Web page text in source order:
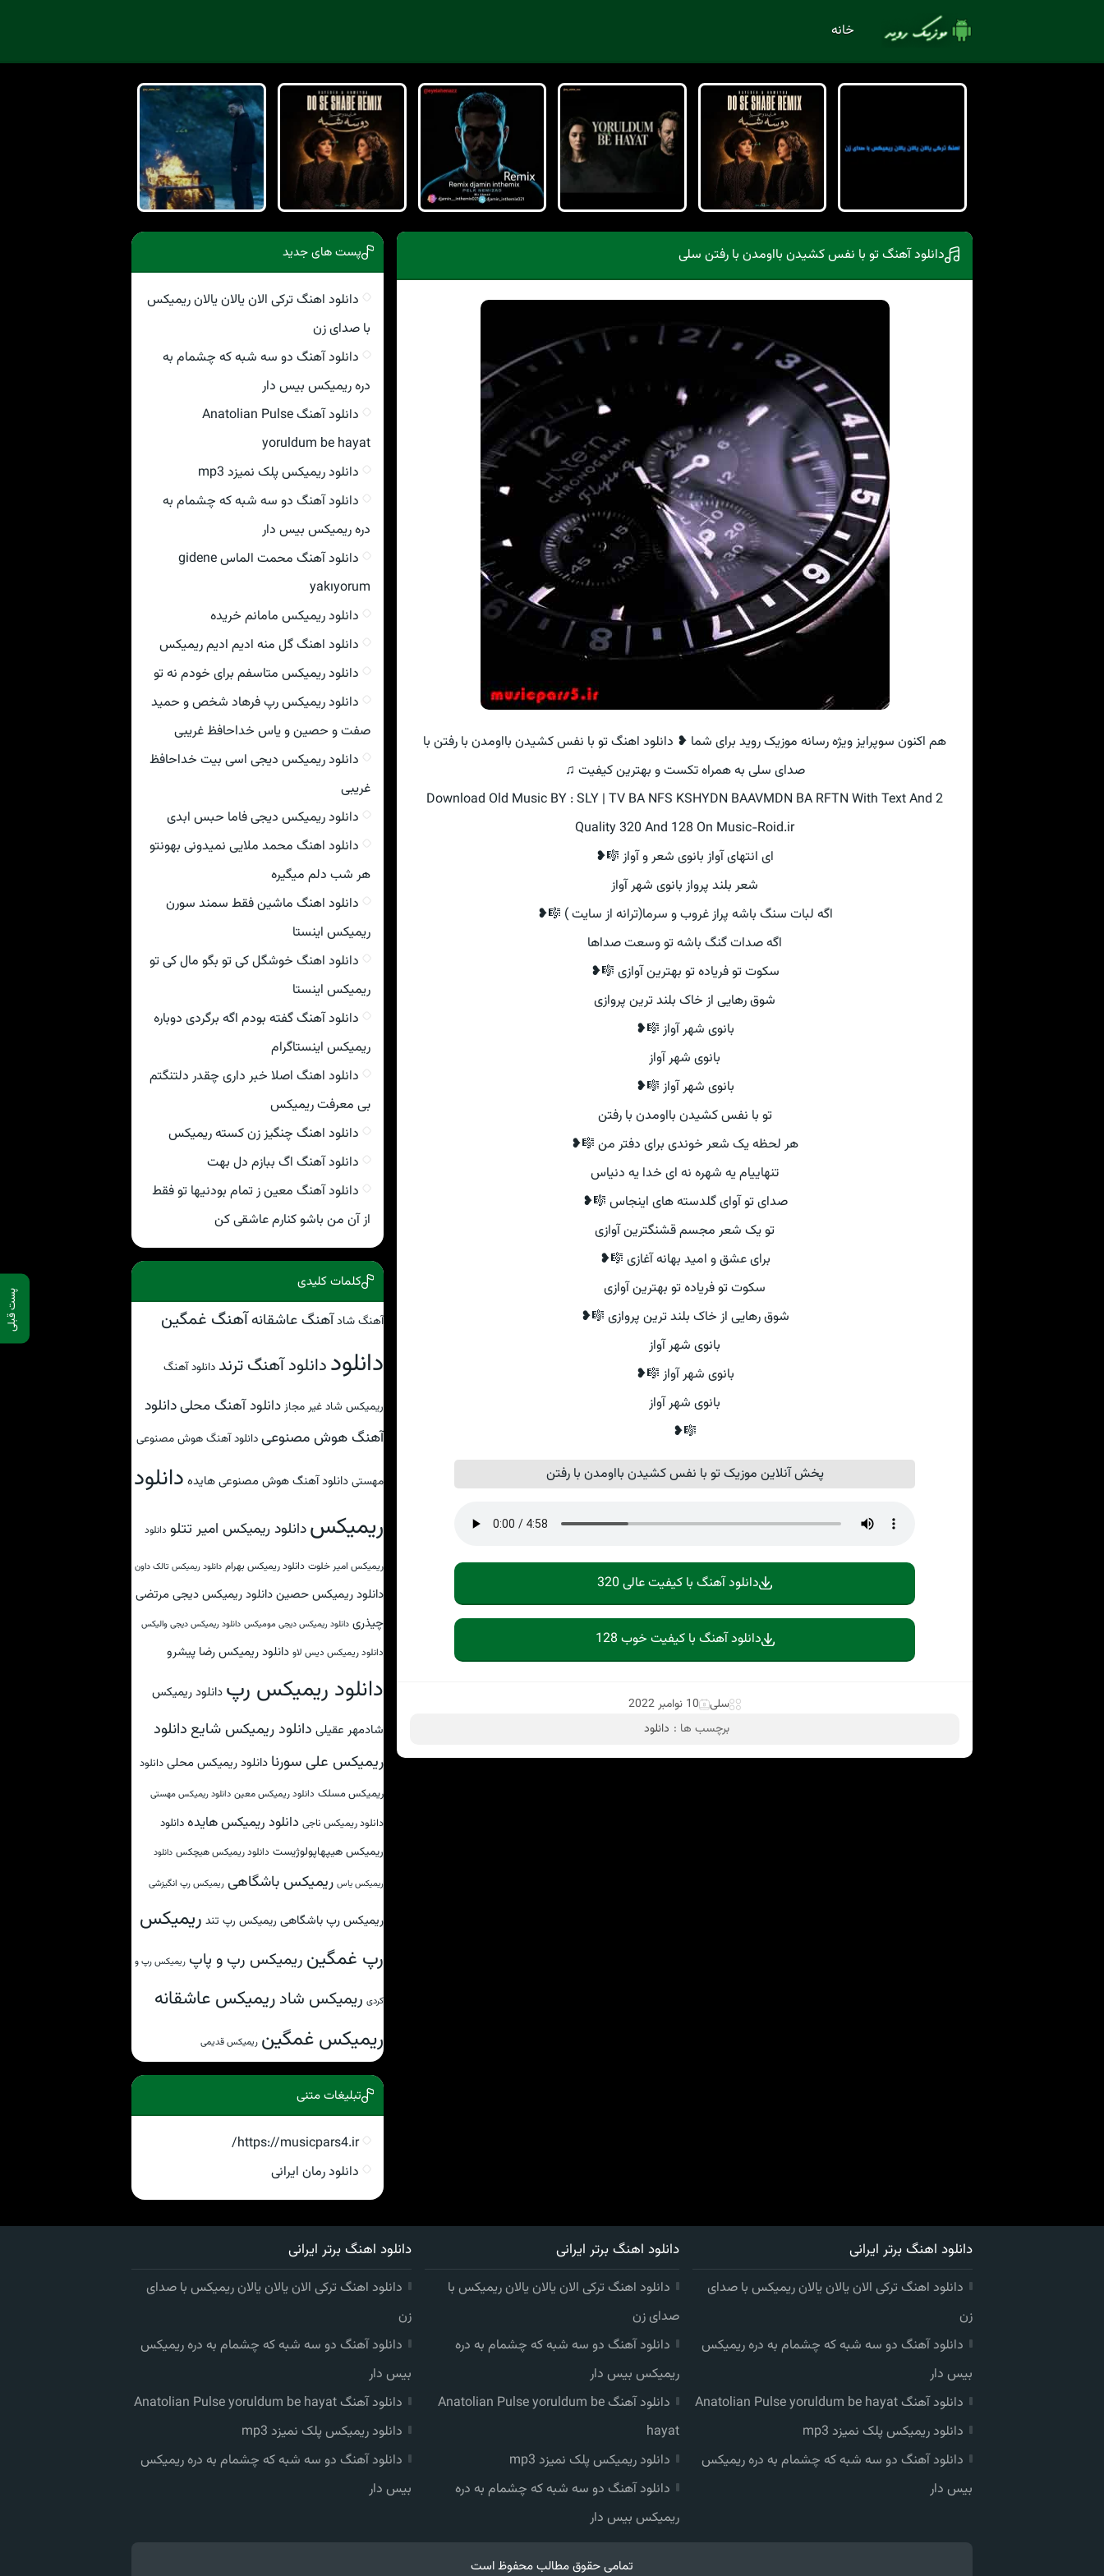
خانه
پست قبلی
دانلود آهنگ تو با نفس کشیدن بااومدن با رفتن سلی
هم اکنون سوپرایز ویژه رسانه موزیک روید برای شما ❥ دانلود اهنگ تو با نفس کشیدن بااومدن با رفتن با
صدای سلی به همراه تکست و بهترین کیفیت ♫
Download Old Music BY : SLY | TV BA NFS KSHYDN BAAVMDN BA RFTN With Text And 2
Quality 320 And 128 On Music-Roid.ir
ای انتهای آواز بانوی شعر و آواز 🎼❥
شعر بلند پرواز بانوی شهر آواز
اگه لبات سنگ باشه پراز غروب و سرما(ترانه از سایت ) 🎼❥
اگه صدات گنگ باشه تو وسعت صداها
سکوت تو فریاده تو بهترین آوازی 🎼❥
شوق رهایی از خاک بلند ترین پروازی
بانوی شهر آواز 🎼❥
بانوی شهر آواز
بانوی شهر آواز 🎼❥
تو با نفس کشیدن بااومدن با رفتن
هر لحظه یک شعر خوندی برای دفتر من 🎼❥
تنهاییام یه شهره نه ای خدا یه دنیاس
صدای تو آوای گلدسته های اینجاس 🎼❥
تو یک شعر مجسم قشنگترین آوازی
برای عشق و امید بهانه آغازی 🎼❥
سکوت تو فریاده تو بهترین آوازی
شوق رهایی از خاک بلند ترین پروازی 🎼❥
بانوی شهر آواز
بانوی شهر آواز 🎼❥
بانوی شهر آواز
🎼❥
پخش آنلاین موزیک تو با نفس کشیدن بااومدن با رفتن
دانلود آهنگ با کیفیت عالی 320
دانلود آهنگ با کیفیت خوب 128
سلی 10 نوامبر 2022
برچسب ها : دانلود
پست های جدید
دانلود اهنگ ترکی الان یالان یالان ریمیکس
با صدای زن
دانلود آهنگ دو سه شبه که چشمام به
دره ریمیکس بیس دار
دانلود آهنگ Anatolian Pulse
yoruldum be hayat
دانلود ریمیکس پلک نمیزد mp3
دانلود آهنگ دو سه شبه که چشمام به
دره ریمیکس بیس دار
دانلود آهنگ محمت الماس gidene
yakıyorum
دانلود ریمیکس مامانم خریده
دانلود اهنگ گل منه ادیم ادیم ریمیکس
دانلود ریمیکس متاسفم برای خودم نه تو
دانلود ریمیکس رپ فرهاد شخص و حمید
صفت و حصین و یاس خداحافظ غریبی
دانلود ریمیکس دیجی اسی بیت خداحافظ
غریبی
دانلود ریمیکس دیجی فاما حبس ابدی
دانلود اهنگ محمد ملایی نمیدونی بهونتو
هر شب دلم میگیره
دانلود اهنگ ماشین فقط سمند سورن
ریمیکس اینستا
دانلود اهنگ خوشگل کی تو بگو مال کی تو
ریمیکس اینستا
دانلود آهنگ گفته بودم اگه برگردی دوباره
ریمیکس اینستاگرام
دانلود اهنگ اصلا خبر داری چقدر دلتنگتم
بی معرفت ریمیکس
دانلود اهنگ چنگیز زن کسته ریمیکس
دانلود آهنگ اگ ببازم دل بهت
دانلود آهنگ معین ز تمام بودنیها تو فقط
از آن من باشو کنارم عاشقی کن
کلمات کلیدی
آهنگ شادآهنگ عاشقانهآهنگ غمگین
دانلوددانلود آهنگ ترند دانلود آهنگ
ریمیکس شاد غیر مجاز دانلود آهنگ محلیدانلود
آهنگ هوش مصنوعی دانلود آهنگ هوش مصنوعی
مهستی دانلود آهنگ هوش مصنوعی هایده دانلود
ریمیکسدانلود ریمیکس امیر تتلو دانلود
ریمیکس امیر خلوت دانلود ریمیکس بهرام دانلود ریمیکس تالک داون
دانلود ریمیکس حصیندانلود ریمیکس دیجی مرتضی
چیذری دانلود ریمیکس دیجی مومیکس دانلود ریمیکس دیجی والیکس
دانلود ریمیکس دیس لاو دانلود ریمیکس رضا پیشرو
دانلود ریمیکس رپ دانلود ریمیکس
شادمهر عقیلی دانلود ریمیکس شایع دانلود
ریمیکس علی سورنا دانلود ریمیکس محلی دانلود
ریمیکس مسلک دانلود ریمیکس معین دانلود ریمیکس مهستی
دانلود ریمیکس ناجی دانلود ریمیکس هایده دانلود
ریمیکس هیپهاپولوژیست دانلود ریمیکس هیچکس دانلود
ریمیکس یاس ریمیکس باشگاهی ریمیکس رپ انگیزشی
ریمیکس رپ باشگاهی ریمیکس رپ تند ریمیکس
رپ غمگین ریمیکس رپ و پاپ ریمیکس رپ و
کردی ریمیکس شادریمیکس عاشقانه
ریمیکس غمگین ریمیکس قدیمی
تبلیغات متنی
https://musicpars4.ir/
دانلود رمان ایرانی
دانلود اهنگ برتر ایرانی
دانلود اهنگ ترکی الان یالان یالان ریمیکس با صدای
زن
دانلود آهنگ دو سه شبه که چشمام به دره ریمیکس
بیس دار
دانلود آهنگ Anatolian Pulse yoruldum be hayat
دانلود ریمیکس پلک نمیزد mp3
دانلود آهنگ دو سه شبه که چشمام به دره ریمیکس
بیس دار
دانلود اهنگ برتر ایرانی
دانلود اهنگ ترکی الان یالان یالان ریمیکس با
صدای زن
دانلود آهنگ دو سه شبه که چشمام به دره
ریمیکس بیس دار
دانلود آهنگ Anatolian Pulse yoruldum be
hayat
دانلود ریمیکس پلک نمیزد mp3
دانلود آهنگ دو سه شبه که چشمام به دره
ریمیکس بیس دار
دانلود اهنگ برتر ایرانی
دانلود اهنگ ترکی الان یالان یالان ریمیکس با صدای
زن
دانلود آهنگ دو سه شبه که چشمام به دره ریمیکس
بیس دار
دانلود آهنگ Anatolian Pulse yoruldum be hayat
دانلود ریمیکس پلک نمیزد mp3
دانلود آهنگ دو سه شبه که چشمام به دره ریمیکس
بیس دار
تمامی حقوق مطالب محفوظ است